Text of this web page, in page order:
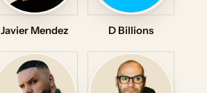
Javier Mendez D Billions